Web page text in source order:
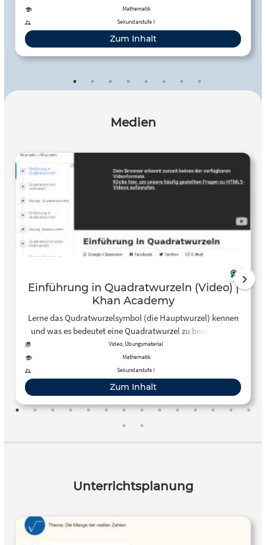
Mathematik
Sekundarstufe I
Zum Inhalt
Medien
Einführung in Quadratwurzeln (Video) |
Khan Academy
Lerne das Qudratwurzelsymbol (die Hauptwurzel) kennen
und was es bedeutet eine Quadratwurzel zu bestimmen.
Lerne auch wie du einfache Quadratwurzel-Gleichungen
löst.
Video, Übungsmaterial
Mathematik
Sekundarstufe I
Zum Inhalt
Unterrichtsplanung